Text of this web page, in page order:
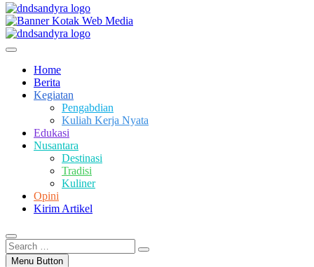
DnD Sandy Ra
Dari Kami Untuk Negeri
Home
Berita
Kegiatan
Pengabdian
Kuliah Kerja Nyata
Edukasi
Nusantara
Destinasi
Tradisi
Kuliner
Opini
Kirim Artikel
Search
…Menu Button